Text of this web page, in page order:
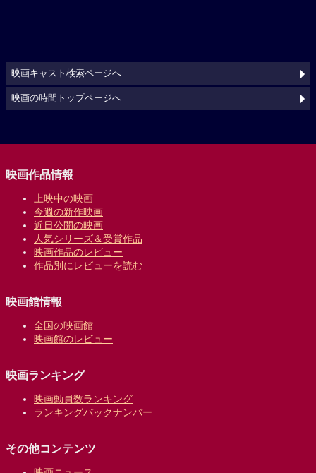
映画キャスト検索ページへ
映画の時間トップページへ
映画作品情報
上映中の映画
今週の新作映画
近日公開の映画
人気シリーズ＆受賞作品
映画作品のレビュー
作品別にレビューを読む
映画館情報
全国の映画館
映画館のレビュー
映画ランキング
映画動員数ランキング
ランキングバックナンバー
その他コンテンツ